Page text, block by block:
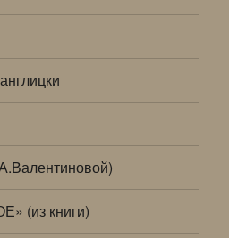
(из книги)